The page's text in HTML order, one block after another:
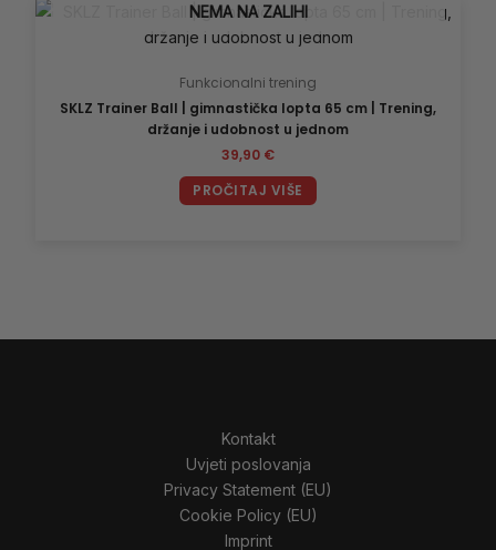
NEMA NA ZALIHI
Funkcionalni trening
SKLZ Trainer Ball | gimnastička lopta 65 cm | Trening,
držanje i udobnost u jednom
39,90 €
PROČITAJ VIŠE
Kontakt
Uvjeti poslovanja
Privacy Statement (EU)
Cookie Policy (EU)
Imprint